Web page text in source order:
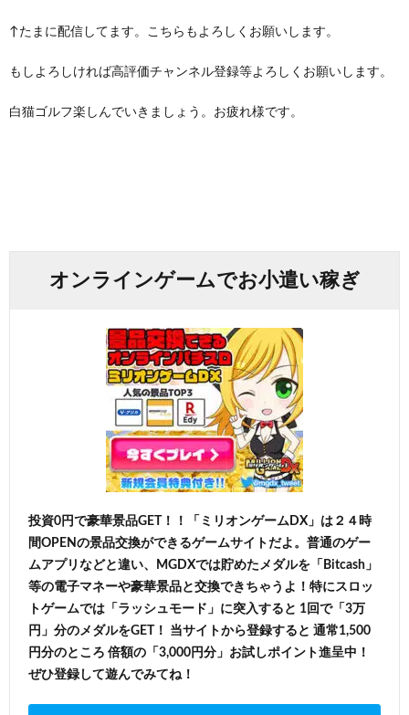
↑たまに配信してます。こちらもよろしくお願いします。
もしよろしければ高評価チャンネル登録等よろしくお願いします。
白猫ゴルフ楽しんでいきましょう。お疲れ様です。
オンラインゲームでお小遣い稼ぎ
投資0円で豪華景品GET！！「ミリオンゲームDX」は２４時
間OPENの景品交換ができるゲームサイトだよ。普通のゲー
ムアプリなどと違い、MGDXでは貯めたメダルを「Bitcash」
等の電子マネーや豪華景品と交換できちゃうよ！特にスロッ
トゲームでは「ラッシュモード」に突入すると 1回で「3万
円」分のメダルをGET！ 当サイトから登録すると 通常1,500
円分のところ 倍額の「3,000円分」お試しポイント進呈中！
ぜひ登録して遊んでみてね！